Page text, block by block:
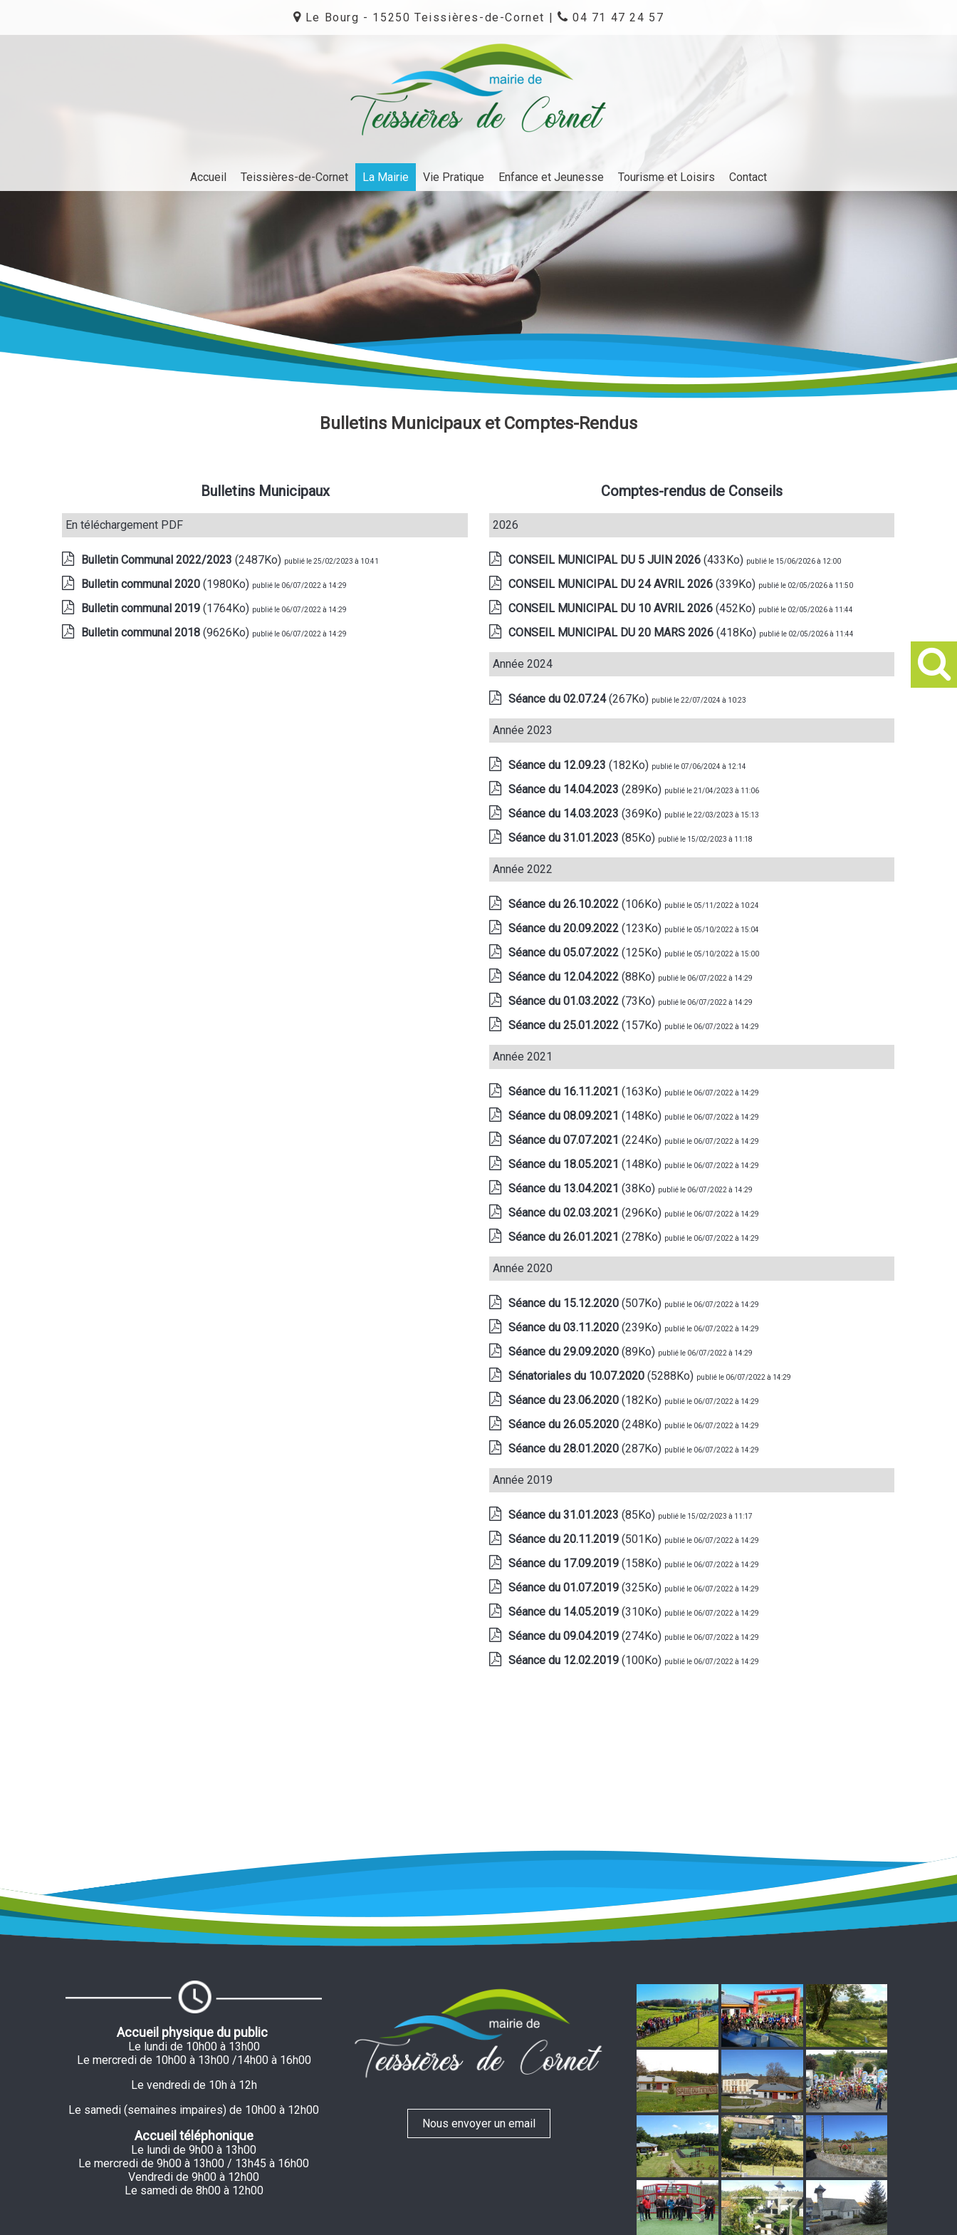
Le Bourg - 15250 Teissières-de-Cornet | 04 71 47 24 57
Accueil Teissières-de-Cornet La Mairie Vie Pratique Enfance et Jeunesse Tourisme et Loisirs Contact
Bulletins Municipaux et Comptes-Rendus
Bulletins Municipaux
En téléchargement PDF
Bulletin Communal 2022/2023 (2487Ko) publié le 25/02/2023 à 10:41
Bulletin communal 2020 (1980Ko) publié le 06/07/2022 à 14:29
Bulletin communal 2019 (1764Ko) publié le 06/07/2022 à 14:29
Bulletin communal 2018 (9626Ko) publié le 06/07/2022 à 14:29
Comptes-rendus de Conseils
2026
CONSEIL MUNICIPAL DU 5 JUIN 2026(433Ko) publié le 15/06/2026 à 12:00
CONSEIL MUNICIPAL DU 24 AVRIL 2026 (339Ko) publié le 02/05/2026 à 11:50
CONSEIL MUNICIPAL DU 10 AVRIL 2026 (452Ko) publié le 02/05/2026 à 11:44
CONSEIL MUNICIPAL DU 20 MARS 2026 (418Ko) publié le 02/05/2026 à 11:44
Année 2024
Séance du 02.07.24(267Ko) publié le 22/07/2024 à 10:23
Année 2023
Séance du 12.09.23 (182Ko) publié le 07/06/2024 à 12:14
Séance du 14.04.2023 (289Ko) publié le 21/04/2023 à 11:06
Séance du 14.03.2023 (369Ko) publié le 22/03/2023 à 15:13
Séance du 31.01.2023 (85Ko) publié le 15/02/2023 à 11:18
Année 2022
Séance du 26.10.2022 (106Ko) publié le 05/11/2022 à 10:24
Séance du 20.09.2022 (123Ko) publié le 05/10/2022 à 15:04
Séance du 05.07.2022 (125Ko) publié le 05/10/2022 à 15:00
Séance du 12.04.2022 (88Ko) publié le 06/07/2022 à 14:29
Séance du 01.03.2022 (73Ko) publié le 06/07/2022 à 14:29
Séance du 25.01.2022 (157Ko) publié le 06/07/2022 à 14:29
Année 2021
Séance du 16.11.2021 (163Ko) publié le 06/07/2022 à 14:29
Séance du 08.09.2021 (148Ko) publié le 06/07/2022 à 14:29
Séance du 07.07.2021 (224Ko) publié le 06/07/2022 à 14:29
Séance du 18.05.2021 (148Ko) publié le 06/07/2022 à 14:29
Séance du 13.04.2021 (38Ko) publié le 06/07/2022 à 14:29
Séance du 02.03.2021 (296Ko) publié le 06/07/2022 à 14:29
Séance du 26.01.2021 (278Ko) publié le 06/07/2022 à 14:29
Année 2020
Séance du 15.12.2020 (507Ko) publié le 06/07/2022 à 14:29
Séance du 03.11.2020 (239Ko) publié le 06/07/2022 à 14:29
Séance du 29.09.2020 (89Ko) publié le 06/07/2022 à 14:29
Sénatoriales du 10.07.2020 (5288Ko) publié le 06/07/2022 à 14:29
Séance du 23.06.2020 (182Ko) publié le 06/07/2022 à 14:29
Séance du 26.05.2020 (248Ko) publié le 06/07/2022 à 14:29
Séance du 28.01.2020 (287Ko) publié le 06/07/2022 à 14:29
Année 2019
Séance du 31.01.2023 (85Ko) publié le 15/02/2023 à 11:17
Séance du 20.11.2019 (501Ko) publié le 06/07/2022 à 14:29
Séance du 17.09.2019 (158Ko) publié le 06/07/2022 à 14:29
Séance du 01.07.2019 (325Ko) publié le 06/07/2022 à 14:29
Séance du 14.05.2019 (310Ko) publié le 06/07/2022 à 14:29
Séance du 09.04.2019 (274Ko) publié le 06/07/2022 à 14:29
Séance du 12.02.2019 (100Ko) publié le 06/07/2022 à 14:29
Accueil physique du public
Le lundi de 10h00 à 13h00
Le mercredi de 10h00 à 13h00 /14h00 à 16h00
Le vendredi de 10h à 12h
Le samedi (semaines impaires) de 10h00 à 12h00
Accueil téléphonique
Le lundi de 9h00 à 13h00
Le mercredi de 9h00 à 13h00 / 13h45 à 16h00
Vendredi de 9h00 à 12h00
Le samedi de 8h00 à 12h00
Nous envoyer un email